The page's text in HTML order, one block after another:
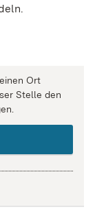
Ort
Stelle den